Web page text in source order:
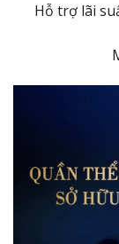
Hỗ trợ lãi